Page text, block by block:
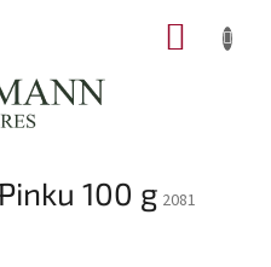
100 g 2081